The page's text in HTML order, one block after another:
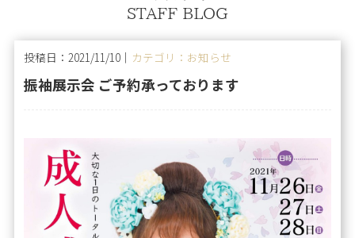
STAFF BLOG
投稿日：2021/11/10｜ カテゴリ：お知らせ
振袖展示会 ご予約承っております